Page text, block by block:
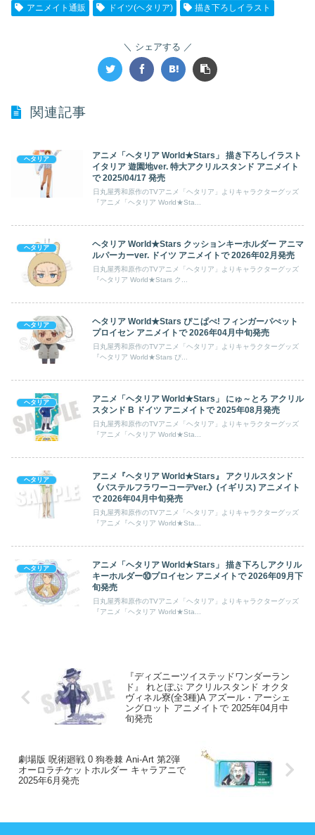
アニメイト通販 ドイツ(ヘタリア) 描き下ろしイラスト
シェアする
関連記事
ヘタリア
アニメ「ヘタリア World★Stars」 描き下ろしイラスト
イタリア 遊園地ver. 特大アクリルスタンド アニメイト
で 2025/04/17 発売
日丸屋秀和原作のTVアニメ「ヘタリア」よりキャラクターグッズ
『アニメ「ヘタリア World★Sta...
ヘタリア
ヘタリア World★Stars クッションキーホルダー アニマ
ルパーカーver. ドイツ アニメイトで 2026年02月発売
日丸屋秀和原作のTVアニメ「ヘタリア」よりキャラクターグッズ
『ヘタリア World★Stars ク...
ヘタリア
ヘタリア World★Stars ぴこぱぺ! フィンガーパぺット
プロイセン アニメイトで 2026年04月中旬発売
日丸屋秀和原作のTVアニメ「ヘタリア」よりキャラクターグッズ
『ヘタリア World★Stars ぴ...
ヘタリア
アニメ「ヘタリア World★Stars」 にゅ～とろ アクリル
スタンド B ドイツ アニメイトで 2025年08月発売
日丸屋秀和原作のTVアニメ「ヘタリア」よりキャラクターグッズ
『アニメ「ヘタリア World★Sta...
ヘタリア
アニメ『ヘタリア World★Stars』 アクリルスタンド
《パステルフラワーコーデver.》(イギリス) アニメイト
で 2026年04月中旬発売
日丸屋秀和原作のTVアニメ「ヘタリア」よりキャラクターグッズ
『アニメ『ヘタリア World★Sta...
ヘタリア
アニメ「ヘタリア World★Stars」 描き下ろしアクリル
キーホルダー⑩プロイセン アニメイトで 2026年09月下
旬発売
日丸屋秀和原作のTVアニメ「ヘタリア」よりキャラクターグッズ
『アニメ「ヘタリア World★Sta...
『ディズニーツイステッドワンダーラン
ド』 れとぽぷ アクリルスタンド オクタ
ヴィネル寮(全3種)A アズール・アーシェ
ングロット アニメイトで 2025年04月中
旬発売
劇場版 呪術廻戦 0 狗巻棘 Ani-Art 第2弾
オーロラチケットホルダー キャラアニで
2025年6月発売